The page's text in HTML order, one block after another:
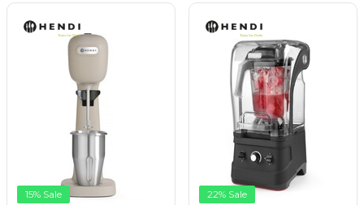
15% Sale 22% Sale